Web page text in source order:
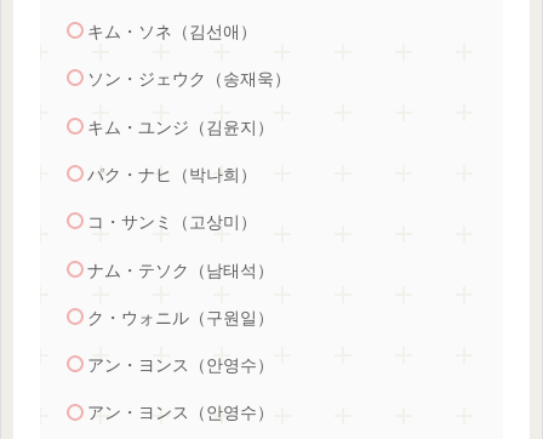
キム・ソネ（김선애）
ソン・ジェウク（송재욱）
キム・ユンジ（김윤지）
パク・ナヒ（박나희）
コ・サンミ（고상미）
ナム・テソク（남태석）
ク・ウォニル（구원일）
アン・ヨンス（안영수）
アン・ヨンス（안영수）